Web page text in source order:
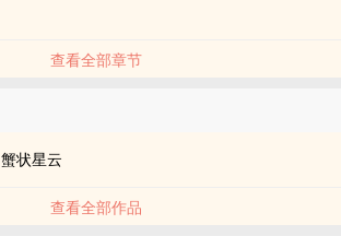
查看全部章节
蟹状星云
查看全部作品